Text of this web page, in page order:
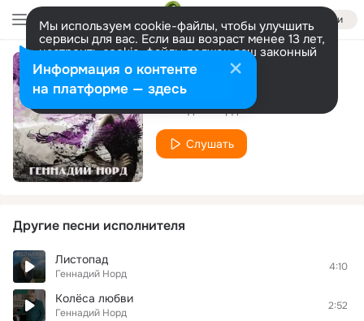
Войти
Мы используем cookie-файлы, чтобы улучшить
сервисы для вас. Если ваш возраст менее 13 лет,
настроить cookie-файлы должен ваш законный
представитель. Больше информации
Разрешить все Настроить
Уходят поезда
Геннадий Норд
Слушать
Другие песни исполнителя
Листопад
Геннадий Норд
4:10
Колёса любви
Геннадий Норд
2:52
Информация о контенте
на платформе — здесь